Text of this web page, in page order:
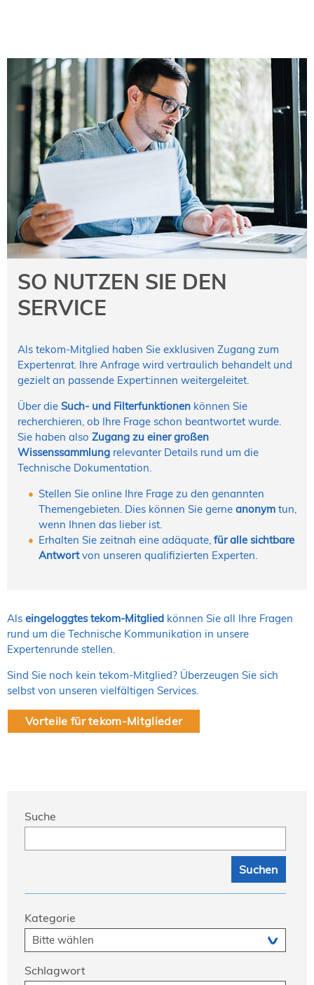
SO NUTZEN SIE DEN
SERVICE
Als tekom-Mitglied haben Sie exklusiven Zugang zum
Expertenrat. Ihre Anfrage wird vertraulich behandelt und
gezielt an passende Expert:innen weitergeleitet.
Über die Such- und Filterfunktionen können Sie
recherchieren, ob Ihre Frage schon beantwortet wurde.
Sie haben also Zugang zu einer großen
Wissenssammlung relevanter Details rund um die
Technische Dokumentation.
Stellen Sie online Ihre Frage zu den genannten
Themengebieten. Dies können Sie gerne anonym tun,
wenn Ihnen das lieber ist.
Erhalten Sie zeitnah eine adäquate, für alle sichtbare
Antwortvon unseren qualifizierten Experten.
Als eingeloggtes tekom-Mitglied können Sie all Ihre Fragen
rund um die Technische Kommunikation in unsere
Expertenrunde stellen.
Sind Sie noch kein tekom-Mitglied? Überzeugen Sie sich
selbst von unseren vielfältigen Services.
Vorteile für tekom-Mitglieder
Suche
Kategorie
Schlagwort